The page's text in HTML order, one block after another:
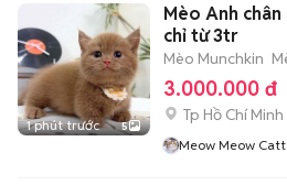
1 phút trước 5
Mèo Anh
chỉ từ 3tr
Mèo Munchkin
3.000.000 đ
Tp Hồ Chí Minh
Meow Meow